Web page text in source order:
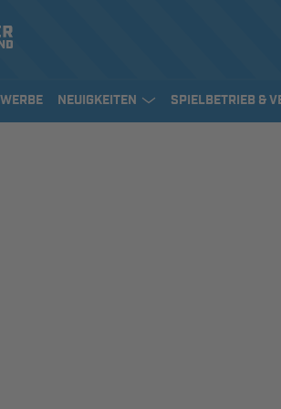
NEUIGKEITEN SPIELBETRIEB &